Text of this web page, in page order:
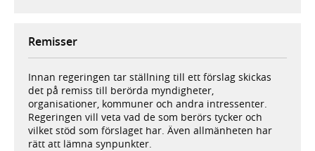
Remisser
Innan regeringen tar ställning till ett förslag skickas
det på remiss till berörda myndigheter,
organisationer, kommuner och andra intressenter.
Regeringen vill veta vad de som berörs tycker och
vilket stöd som förslaget har. Även allmänheten har
rätt att lämna synpunkter.